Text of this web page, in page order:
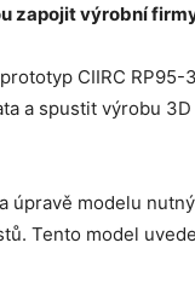
zapojit výrobní
CIIRC
a spustit výrobu
úpravě modelu
Tento model